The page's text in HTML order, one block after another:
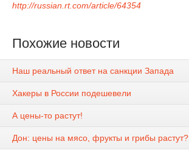
http://russian.rt.com/article/64354
Похожие новости
Наш реальный ответ на санкции Запада
Хакеры в России подешевели
А цены-то растут!
Дон: цены на мясо, фрукты и грибы растут?